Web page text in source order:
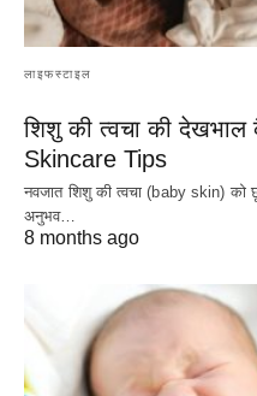
लाइफस्टाइल
शिशु की त्वचा की
Skincare Tips
नवजात शिशु की त्वचा (baby skin)
अनुभव…
8 months ago